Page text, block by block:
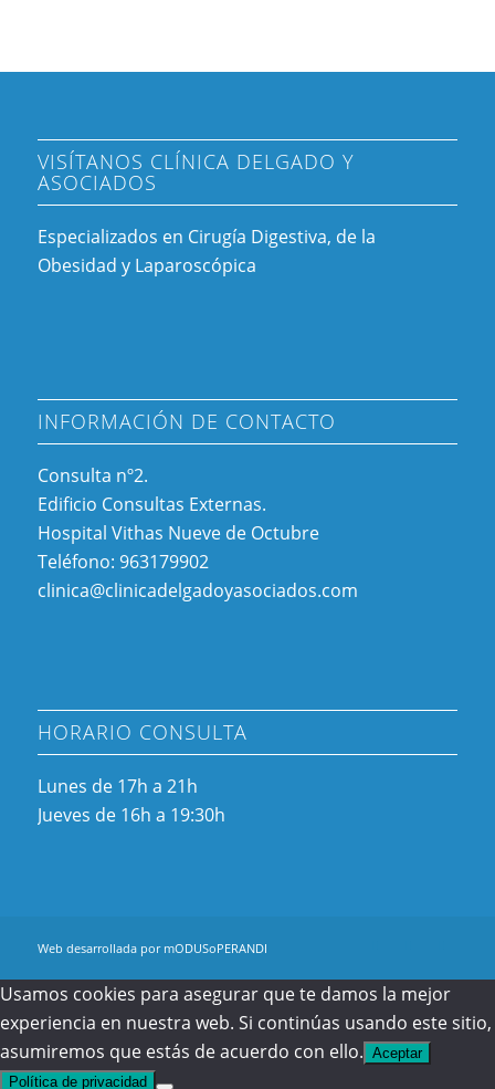
VISÍTANOS CLÍNICA DELGADO Y
ASOCIADOS
Especializados en Cirugía Digestiva, de la
Obesidad y Laparoscópica
INFORMACIÓN DE CONTACTO
Consulta nº2.
Edificio Consultas Externas.
Hospital Vithas Nueve de Octubre
Teléfono: 963179902
clinica@clinicadelgadoyasociados.com
HORARIO CONSULTA
Lunes de 17h a 21h
Jueves de 16h a 19:30h
Web desarrollada por mODUSoPERANDI
Usamos cookies para asegurar que te damos la mejor
experiencia en nuestra web. Si continúas usando este sitio,
asumiremos que estás de acuerdo con ello. Aceptar
Política de privacidad